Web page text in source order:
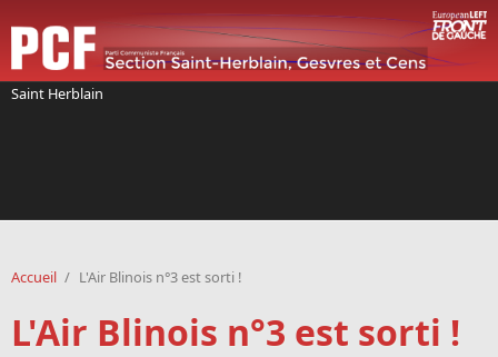
Saint Herblain
Accueil / L'Air Blinois n°3 est sorti !
L'Air Blinois n°3 est sorti !